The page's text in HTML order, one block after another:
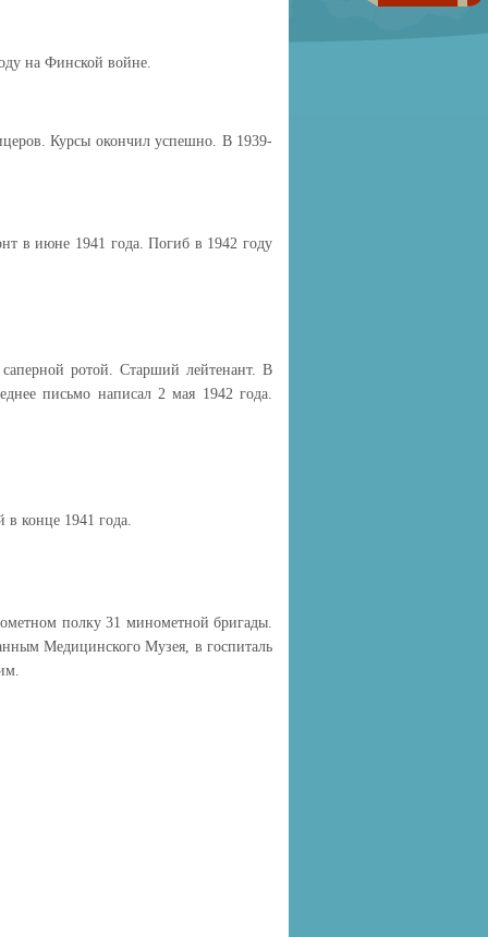
на Финской войне.
Курсы окончил успешно. В 1939-
в июне 1941 года. Погиб в 1942 году
ротой. Старший лейтенант. В
письмо написал 2 мая 1942 года.
конце 1941 года.
полку 31 минометной бригады.
Медицинского Музея, в госпиталь